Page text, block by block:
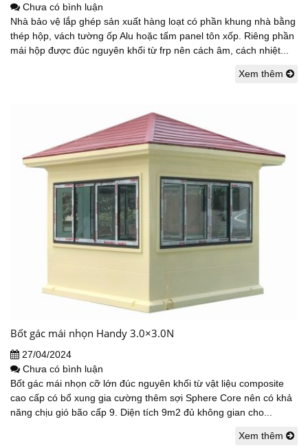
Chưa có bình luận
Nhà bảo vệ lắp ghép sản xuất hàng loạt có phần khung nhà bằng
thép hộp, vách tường ốp Alu hoặc tấm panel tôn xốp. Riêng phần
mái hộp được đúc nguyên khối từ frp nên cách âm, cách nhiệt...
Xem thêm
Bốt gác mái nhọn Handy 3.0×3.0N
27/04/2024
Chưa có bình luận
Bốt gác mái nhọn cỡ lớn đúc nguyên khối từ vật liệu composite
cao cấp có bổ xung gia cường thêm sợi Sphere Core nên có khả
năng chịu gió bão cấp 9. Diện tích 9m2 đủ không gian cho...
Xem thêm